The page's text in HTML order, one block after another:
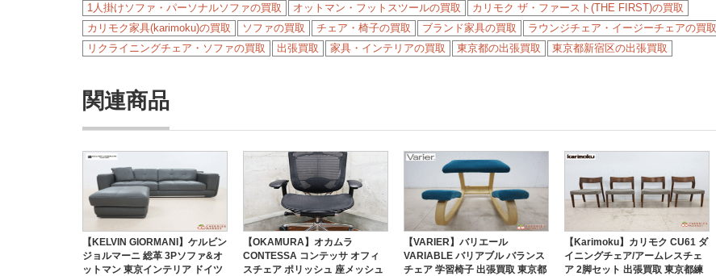
1人掛けソファ・パーソナルソファの買取 オットマン・フットスツールの買取
カリモク ザ・ファースト(THE FIRST)の買取
カリモク家具(karimoku)の買取
ソファの買取 チェア・椅子の買取 ブランド家具の買取
ラウンジチェア・イージーチェアの買取
リクライニングチェア・ソファの買取
出張買取 家具・インテリアの買取 東京都の出張買取 東京都新宿区の出張買取
関連商品
【KELVIN GIORMANI】ケルビン
ジョルマーニ 総革 3Pソファ&オ
ットマン 東京インテリア ドイツ
【OKAMURA】オカムラ
CONTESSA コンテッサ オフィ
スチェア ポリッシュ 座メッシュ
【VARIER】バリエール
VARIABLE バリアブル バランス
チェア 学習椅子 出張買取 東京都
【Karimoku】カリモク CU61 ダ
イニングチェア/アームレスチェ
ア 2脚セット 出張買取 東京都練